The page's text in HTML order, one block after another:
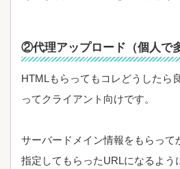
②代理アップロード（個人で
HTMLもらってもコレどうしたら
ってクライアント向けです。
サーバードメイン情報をもらって
指定してもらったURLになるよう